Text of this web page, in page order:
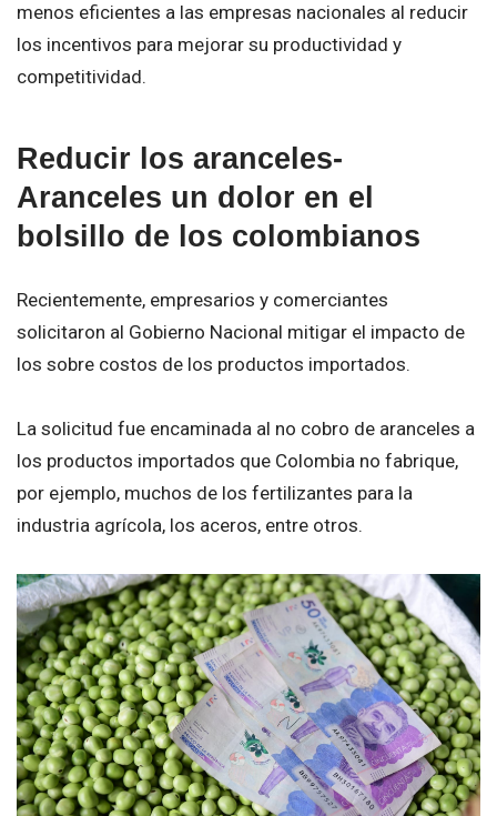
menos eficientes a las empresas nacionales al reducir
los incentivos para mejorar su productividad y
competitividad.
Reducir los aranceles-
Aranceles un dolor en el
bolsillo de los colombianos
Recientemente, empresarios y comerciantes
solicitaron al Gobierno Nacional mitigar el impacto de
los sobre costos de los productos importados.
La solicitud fue encaminada al no cobro de aranceles a
los productos importados que Colombia no fabrique,
por ejemplo, muchos de los fertilizantes para la
industria agrícola, los aceros, entre otros.